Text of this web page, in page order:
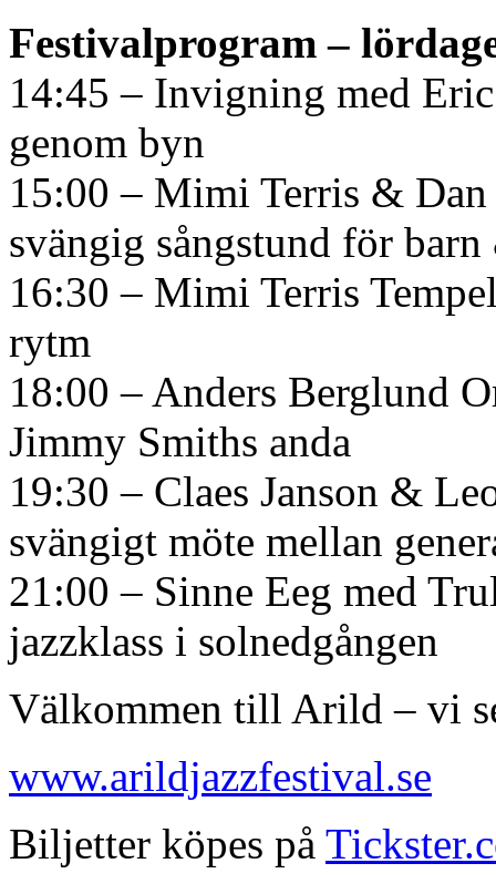
Festivalprogram –
14:45 – Invigning med
genom byn
15:00 – Mimi Terris &
svängig sångstund för
16:30 – Mimi Terris
rytm
18:00 – Anders Berglund
Jimmy Smiths anda
19:30 – Claes Janson &
svängigt möte mellan
21:00 – Sinne Eeg med
jazzklass i solnedgången
Välkommen till Arild – vi
www.arildjazzfestival.se
Biljetter köpes på